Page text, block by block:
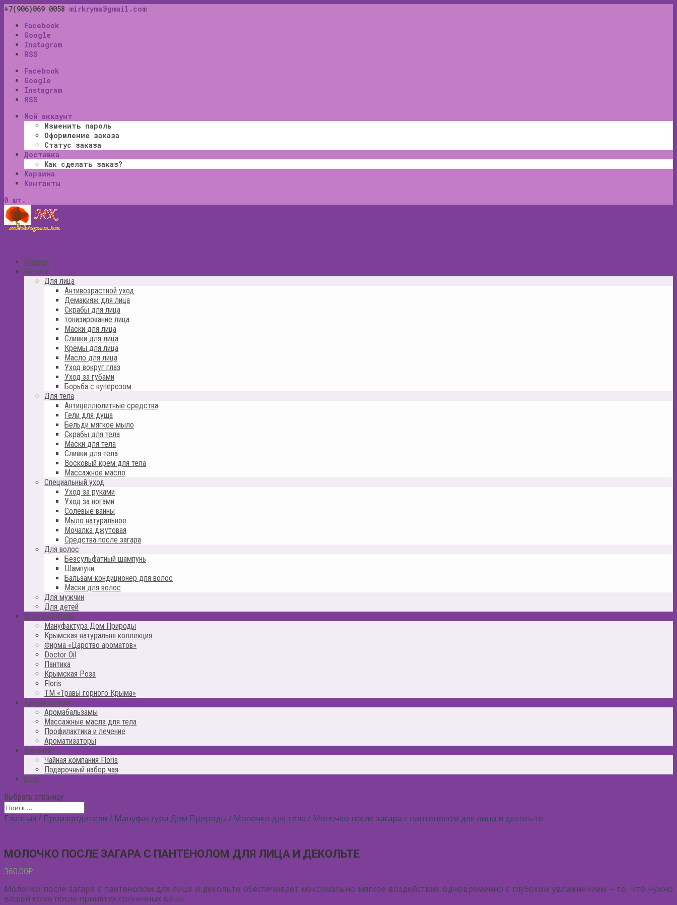
+7(906)069 0058 mirkryma@gmail.com
Facebook
Google
Instagram
RSS
Facebook
Google
Instagram
RSS
Мой аккаунт
Изменить пароль
Оформление заказа
Статус заказа
Доставка
Как сделать заказ?
Корзина
Контакты
0 шт.
Главная
Каталог
Для лица
Антивозрастной уход
Демакияж для лица
Скрабы для лица
тонизирование лица
Маски для лица
Сливки для лица
Кремы для лица
Масло для лица
Уход вокруг глаз
Уход за губами
Борьба с куперозом
Для тела
Антицеллюлитные средства
Гели для душа
Бельди мягкое мыло
Скрабы для тела
Маски для тела
Сливки для тела
Восковый крем для тела
Массажное масло
Специальный уход
Уход за руками
Уход за ногами
Солевые ванны
Мыло натуральное
Мочалка джутовая
Средства после загара
Для волос
Безсульфатный шампунь
Шампуни
Бальзам-кондиционер для волос
Маски для волос
Для мужчин
Для детей
Производители
Мануфактура Дом Природы
Крымская натуральня коллекция
Фирма «Царство ароматов»
Doctor Oil
Пантика
Крымская Роза
Floris
ТМ «Травы горного Крыма»
Ароматерапия
Аромабальзамы
Массажные масла для тела
Профилактика и лечение
Ароматизаторы
Фиточай
Чайная компания Floris
Подарочный набор чая
Блог
Выбрать страницу
Главная / Производители / Мануфактура Дом Природы / Молочко для тела / Молочко после загара с пантенолом для лица и декольте
МОЛОЧКО ПОСЛЕ ЗАГАРА С ПАНТЕНОЛОМ ДЛЯ ЛИЦА И ДЕКОЛЬТЕ
360.00₽
Молочко после загара с пантенолом для лица и декольте обеспечивает максимально мягкое воздействие одновременно с глубоким увлажнением – то, что нужно
вашей коже после принятия солнечных ванн.